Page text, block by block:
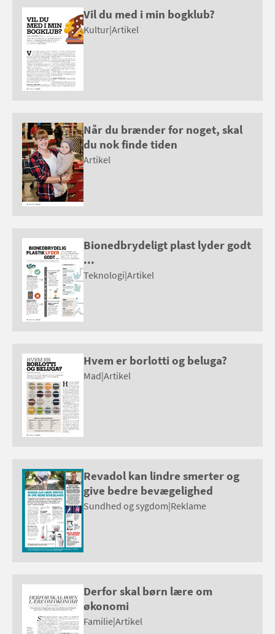
Vil du med i min bogklub?
Kultur|Artikel
Når du brænder for noget, skal
du nok finde tiden
Artikel
Bionedbrydeligt plast lyder godt
...
Teknologi|Artikel
Hvem er borlotti og beluga?
Mad|Artikel
Revadol kan lindre smerter og
give bedre bevægelighed
Sundhed og sygdom|Reklame
Derfor skal børn lære om
økonomi
Familie|Artikel